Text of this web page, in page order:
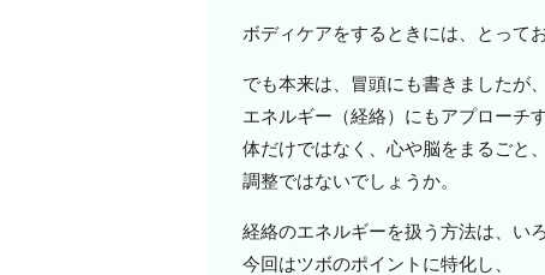
ボディケアをするときには、とって
でも本来は、冒頭にも書きましたが
エネルギー（経絡）にもアプローチ
体だけではなく、心や脳をまるごと
調整ではないでしょうか。
経絡のエネルギーを扱う方法は、い
今回はツボのポイントに特化し、